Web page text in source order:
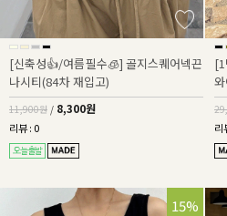
[신축성👍/여름필수🧊] 골지스퀘어넥끈
나시티(84차 재입고)
11,900원 / 8,300원
리뷰 : 0 리
15%